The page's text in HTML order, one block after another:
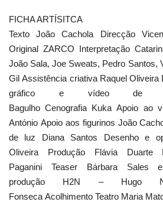
FICHA ARTÍSITCA
Texto João Cachola Direcção
Original ZARCO Interpretação
João Sala, Joe Sweats, Pedro Santos,
Gil Assistência criativa Raquel Oliveira
gráfico e vídeo de
Bagulho Cenografia Kuka Apoio ao
António Apoio aos figurinos João
de luz Diana Santos Desenho e
Oliveira Produção Flávia
Paganini Teaser Bárbara Sales
produção H2N – Hugo
Fonseca Acolhimento Teatro Maria